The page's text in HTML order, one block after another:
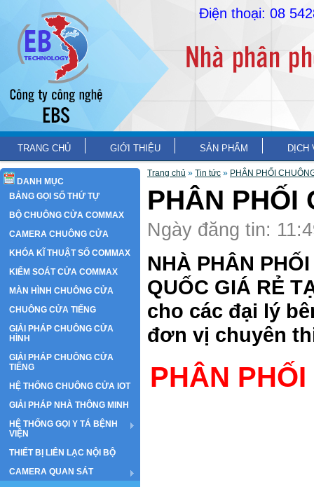
Điện thoại: 08
TRANG CHỦ GIỚI THIỆU SẢN PHẨM DỊCH
DANH MỤC
BẢNG GỌI SỐ THỨ TỰ
BỘ CHUÔNG CỬA COMMAX
CAMERA CHUÔNG CỬA
KHÓA KĨ THUẬT SỐ COMMAX
KIỂM SOÁT CỬA COMMAX
MÀN HÌNH CHUÔNG CỬA
CHUÔNG CỬA TIẾNG
GIẢI PHÁP CHUÔNG CỬA
HÌNH
GIẢI PHÁP CHUÔNG CỬA
TIẾNG
HỆ THỐNG CHUÔNG CỬA IOT
GIẢI PHÁP NHÀ THÔNG MINH
HỆ THỐNG GỌI Y TÁ BỆNH
VIỆN
THIẾT BỊ LIÊN LẠC NỘI BỘ
CAMERA QUAN SÁT
Trang chủ » Tin tức » PHÂN PHỐI
PHÂN PHỐI
Ngày đăng tin:
NHÀ PHÂN
QUỐC GIÁ RẺ
cho các đại lý
đơn vị chuyên
PHÂN